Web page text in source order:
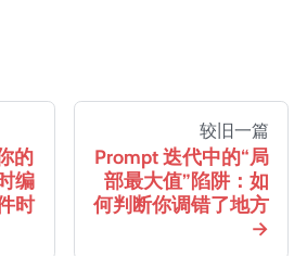
的
编
时
较旧一篇
Prompt 迭代中的“局
部最大值”陷阱：如
何判断你调错了地方